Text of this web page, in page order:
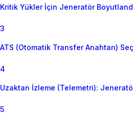
Kritik Yükler İçin Jeneratör
3
ATS (Otomatik Transfer Anahtarı)
4
Uzaktan İzleme (Telemetri):
5